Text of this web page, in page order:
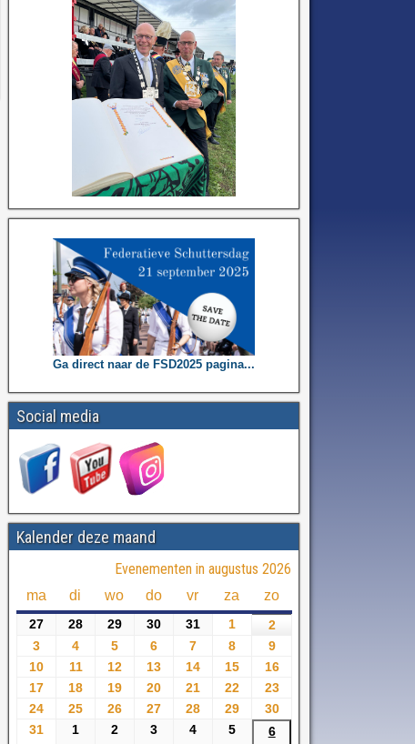
Ga direct naar de FSD2025 pagina...
Social media
Kalender deze maand
Evenementen in augustus 2026
ma di wo do vr za zo
27 28 29 30 31 1
2
3
4 5 6 7 8
9
10
11 12 13 14 15
16
17
18 19 20 21 22
23
24
25 26 27 28 29
30
31
1 2 3 4 5 6